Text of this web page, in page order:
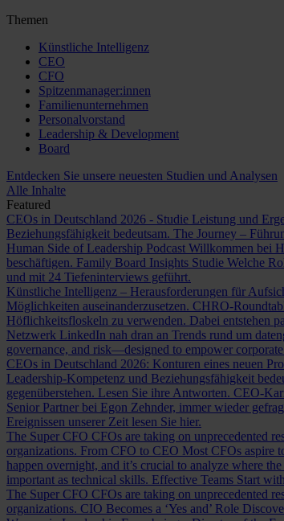
Themen
Künstliche Intelligenz
CEO
CFO
Spitzenmanager:innen
Familienunternehmen
Personalvorstand
Leadership & Development
Board
Entdecken Sie unsere neuesten Studien und Analysen
Alle Inhalte
Featured
CEOs in Deutschland 2026 - Studie Leistung und
Beziehungsfähigkeit bedeutsam. The Journey –
Human Side of Leadership Podcast Willkommen bei
beschäftigen. Family Board Insights Studie Welche
und mit 24 Tiefeninterviews geführt.
Künstliche Intelligenz – Herausforderungen für
Möglichkeiten auseinanderzusetzen. CHRO-
Höflichkeitsfloskeln zu verwenden. Dabei entstehen
Netzwerk LinkedIn nah dran an Trends rund um
governance, and risk—designed to empower
CEOs in Deutschland 2026: Konturen eines neuen
Leadership-Kompetenz und Beziehungsfähigkeit
gegenüberstehen. Lesen Sie ihre Antworten. CEO-
Senior Partner bei Egon Zehnder, immer wieder
Ereignissen unserer Zeit lesen Sie hier.
The Super CFO CFOs are taking on unprecedented
organizations. From CFO to CEO Most CFOs aspire
happen overnight, and it’s crucial to analyze where
important as technical skills. Effective Teams Start
The Super CFO CFOs are taking on unprecedented
organizations. CIO Becomes a ‘Yes and’ Role